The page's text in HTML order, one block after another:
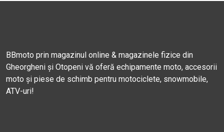
BBmoto prin magazinul online & magazinele fizice din
Gheorgheni și Otopeni vă oferă echipamente moto, accesorii
moto și piese de schimb pentru motociclete, snowmobile,
ATV-uri!